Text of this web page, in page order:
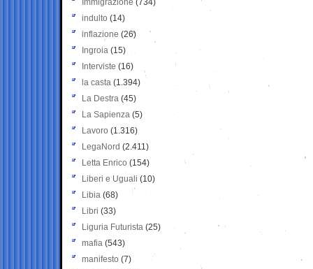
Immigrazione (734)
indulto (14)
inflazione (26)
Ingroia (15)
Interviste (16)
la casta (1.394)
La Destra (45)
La Sapienza (5)
Lavoro (1.316)
LegaNord (2.411)
Letta Enrico (154)
Liberi e Uguali (10)
Libia (68)
Libri (33)
Liguria Futurista (25)
mafia (543)
manifesto (7)